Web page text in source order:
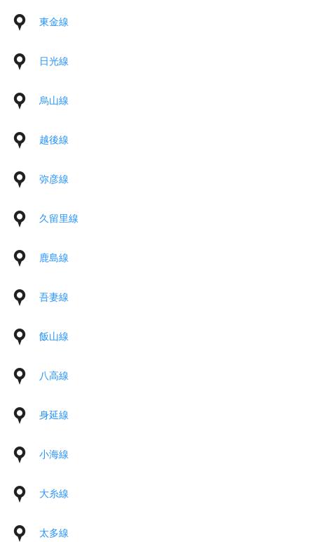
東金線
日光線
烏山線
越後線
弥彦線
久留里線
鹿島線
吾妻線
飯山線
八高線
身延線
小海線
大糸線
太多線